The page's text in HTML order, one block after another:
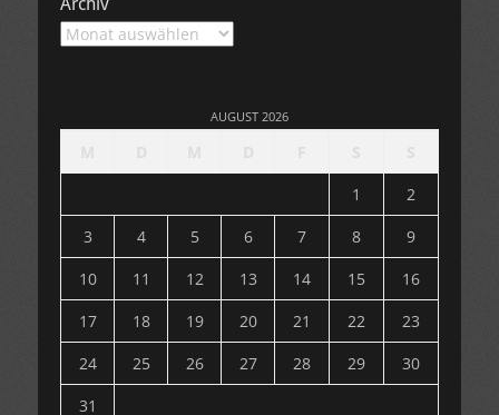
Archiv
Archiv
AUGUST 2026
1
2
3
4 5 6 7 8
9
10
11 12 13 14 15
16
17
18 19 20 21 22
23
24
25 26 27 28 29
30
31